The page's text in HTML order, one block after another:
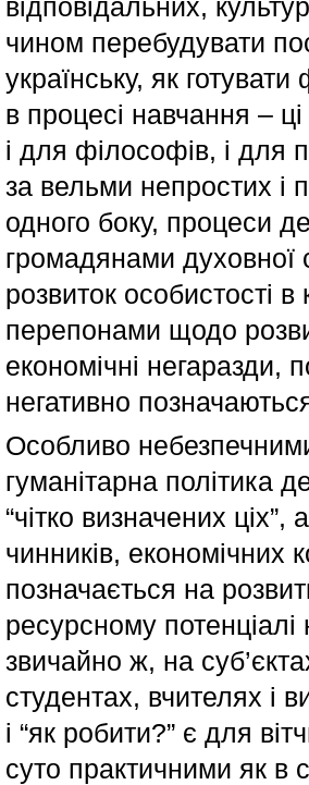
відповідальних,
чином перебудувати
українську, як
в процесі навчання –
і для філософів, і для
за вельми непростих і
одного боку, процеси
громадянами духовної
розвиток особистості
перепонами щодо
економічні негаразди,
негативно
Особливо
гуманітарна політика
“чітко визначених
чинників, економічних
позначається на
ресурсному
звичайно ж, на
студентах, вчителях і
і “як робити?” є для
суто практичними як в